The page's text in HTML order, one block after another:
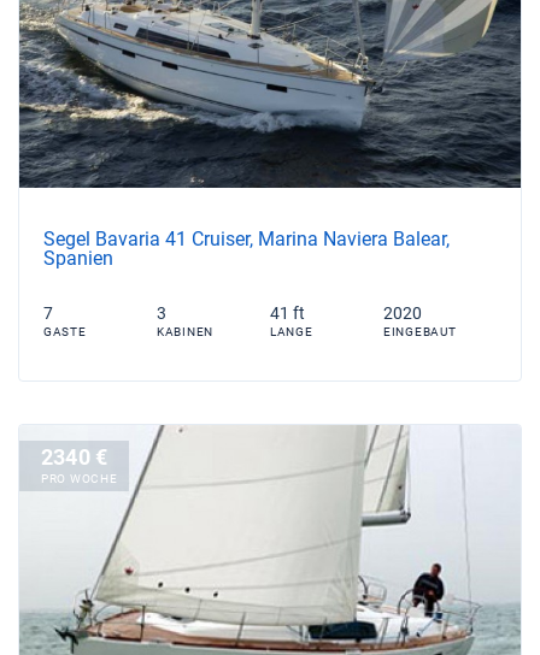
Segel Bavaria 41 Cruiser, Marina Naviera Balear,
Spanien
7
GASTE
3
KABINEN
41 ft
LANGE
2020
EINGEBAUT
2340 €
PRO WOCHE